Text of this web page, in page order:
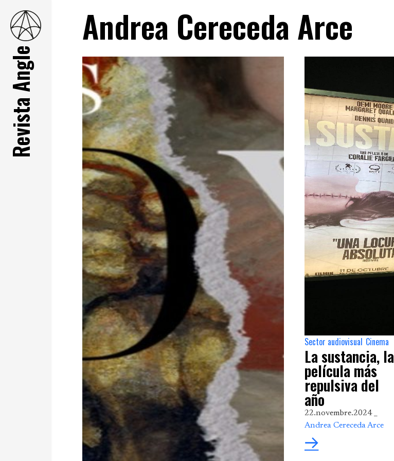
Revista Angle
Andrea Cereceda Arce
Sector audiovisual Cinema
La sustancia, la
película más
repulsiva del
año
22.novembre.2024 _
Andrea Cereceda Arce